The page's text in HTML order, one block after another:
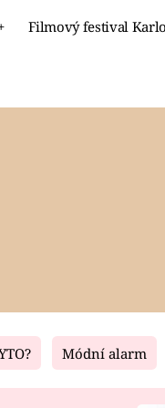
Filmový festival
Living
Módní alarm